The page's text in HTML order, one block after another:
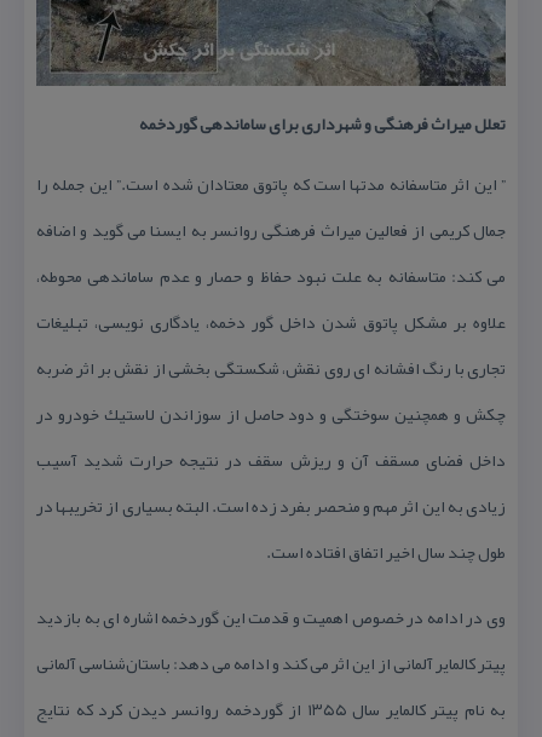
تعلل میراث فرهنگی و شهرداری برای ساماندهی گوردخمه
” این اثر متاسفانه مدتها است كه پاتوق معتادان شده است.” این جمله را
جمال كریمی از فعالین میراث فرهنگی روانسر به ایسنا می گوید و اضافه
می كند: متاسفانه به علت نبود حفاظ و حصار و عدم ساماندهی محوطه،
علاوه بر مشكل پاتوق شدن داخل گور دخمه، یادگاری نویسی، تبلیغات
تجاری با رنگ افشانه ای روی نقش، شكستگی بخشی از نقش بر اثر ضربه
چكش و همچنین سوختگی و دود حاصل از سوزاندن لاستیك خودرو در
داخل فضای مسقف آن و ریزش سقف در نتیجه حرارت شدید آسیب
زیادی به این اثر مهم و منحصر بفرد زده است. البته بسیاری از تخریبها در
طول چند سال اخیر اتفاق افتاده است.
وی در ادامه در خصوص اهمیت و قدمت این گوردخمه اشاره ای به بازدید
پیتر كالمایر آلمانی از این اثر می كند و ادامه می دهد: باستان‌شناسی آلمانی
به نام پیتر كالمایر سال ۱۳۵۵ از گوردخمه روانسر دیدن كرد كه نتایج